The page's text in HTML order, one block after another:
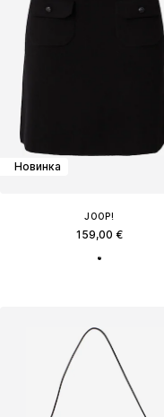
Новинка
JOOP!
159,00 €